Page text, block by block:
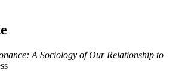
A Sociology of Our Relationship to